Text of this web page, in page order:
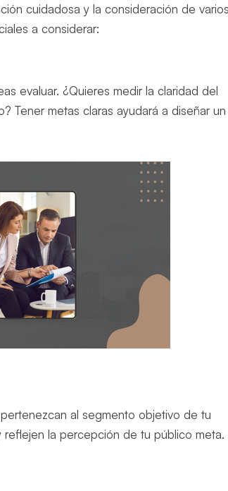
cuidadosa y la consideración de varios
a considerar:
evaluar. ¿Quieres medir la claridad del
Tener metas claras ayudará a diseñar
al segmento objetivo de tu
reflejen la percepción de tu público meta.